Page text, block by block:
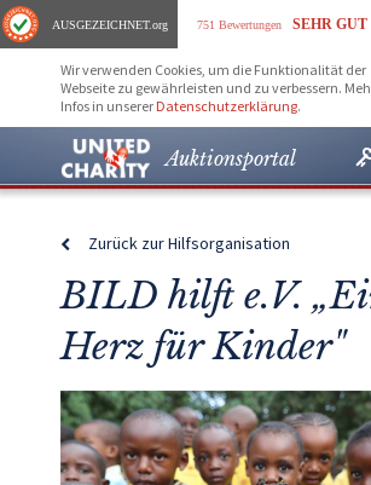
AUSGEZEICHNET.org 751 Bewertungen SEHR GUT
Wir verwenden Cookies, um die Funktionalität der
Webseite zu gewährleisten und zu verbessern.
Infos in unserer Datenschutzerklärung.
Auktionsportal
Zurück zur Hilfsorganisation
BILD hilft e.V.
Herz für Kinder"